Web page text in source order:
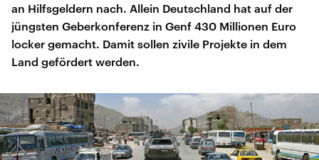
an Hilfsgeldern nach. Allein Deutschland hat auf der
jüngsten Geberkonferenz in Genf 430 Millionen Euro
locker gemacht. Damit sollen zivile Projekte in dem
Land gefördert werden.